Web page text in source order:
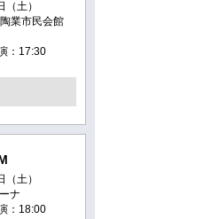
土）
業市民会館
：17:30
土）
ナ
：18:00